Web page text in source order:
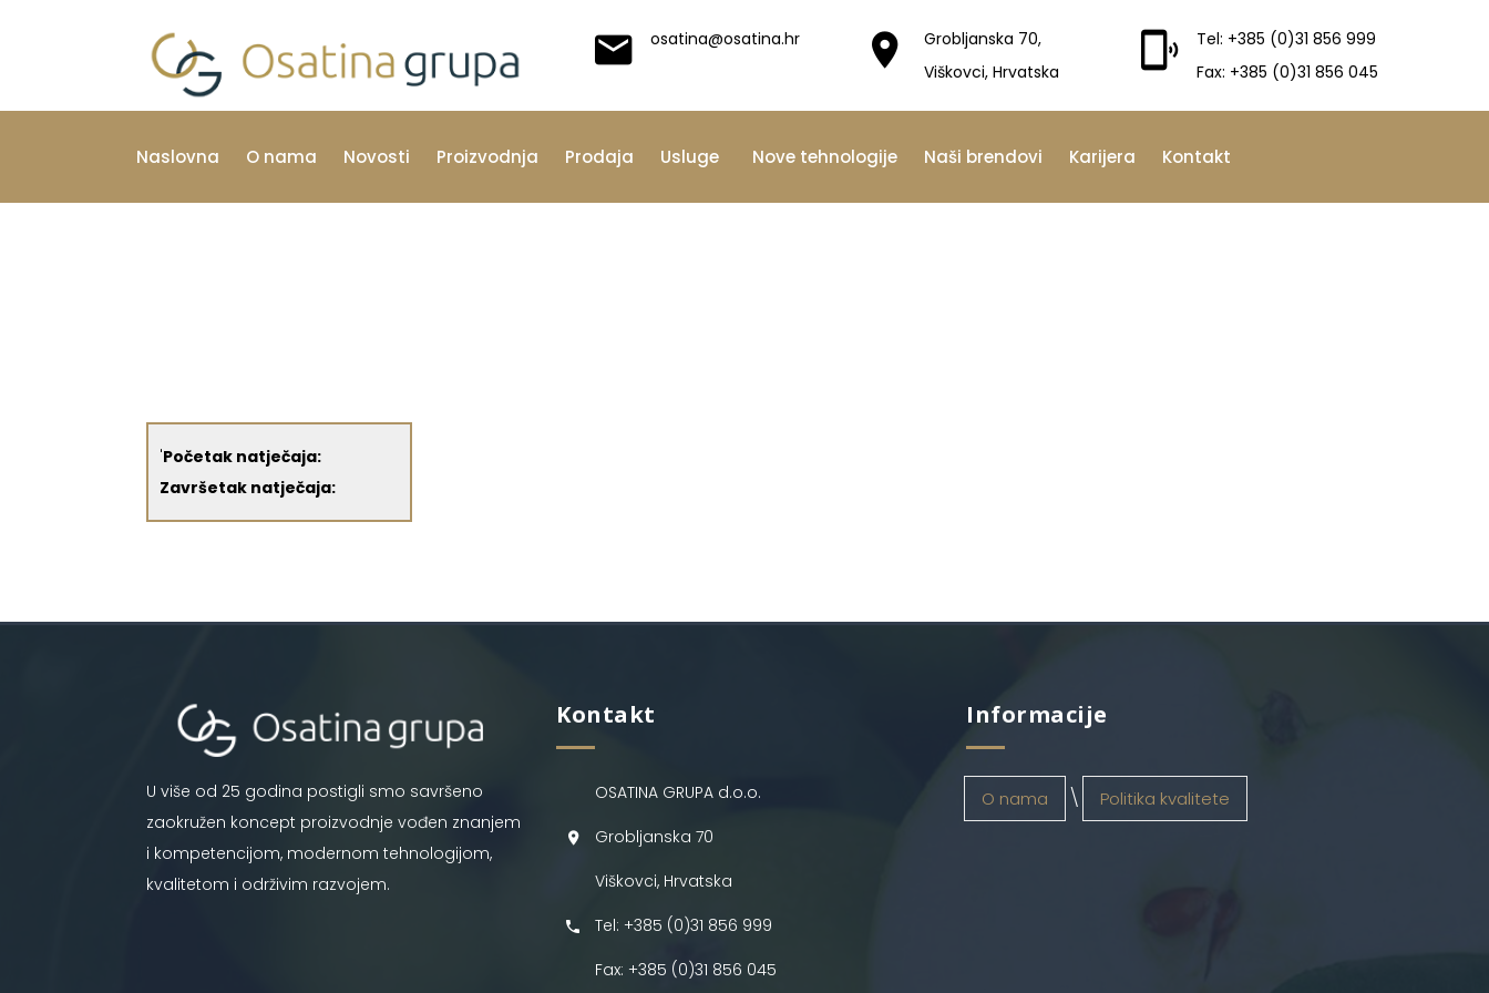
osatina@osatina.hr
Grobljanska 70,
Viškovci, Hrvatska
Tel: +385 (0)31 856 999
Fax: +385 (0)31 856 045
Naslovna O nama Novosti Proizvodnja Prodaja Usluge Nove tehnologije Naši brendovi Karijera Kontakt
'Početak natječaja:
Završetak natječaja:
U više od 25 godina postigli smo savršeno
zaokružen koncept proizvodnje vođen znanjem
i kompetencijom, modernom tehnologijom,
kvalitetom i održivim razvojem.
Kontakt
OSATINA GRUPA d.o.o.
Grobljanska 70
Viškovci, Hrvatska
Tel: +385 (0)31 856 999
Fax: +385 (0)31 856 045
Informacije
O nama Politika kvalitete